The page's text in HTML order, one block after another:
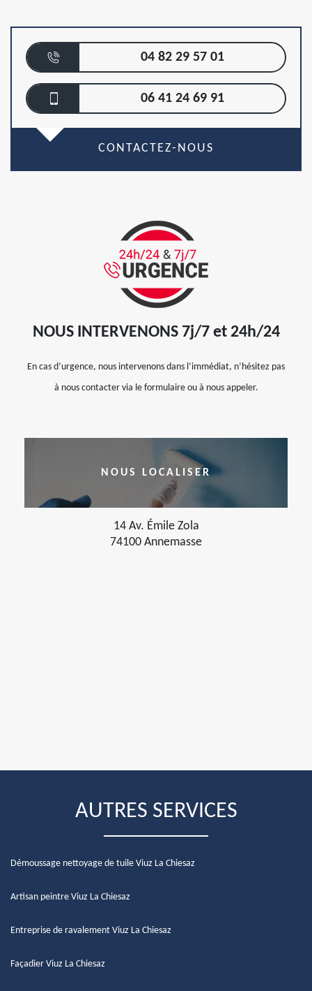
04 82 29 57 01
06 41 24 69 91
CONTACTEZ-NOUS
NOUS INTERVENONS 7j/7 et 24h/24
En cas d’urgence, nous intervenons dans l’immédiat, n’hésitez pas
à nous contacter via le formulaire ou à nous appeler.
NOUS LOCALISER
14 Av. Émile Zola
74100 Annemasse
AUTRES SERVICES
Démoussage nettoyage de tuile Viuz La Chiesaz
Artisan peintre Viuz La Chiesaz
Entreprise de ravalement Viuz La Chiesaz
Façadier Viuz La Chiesaz